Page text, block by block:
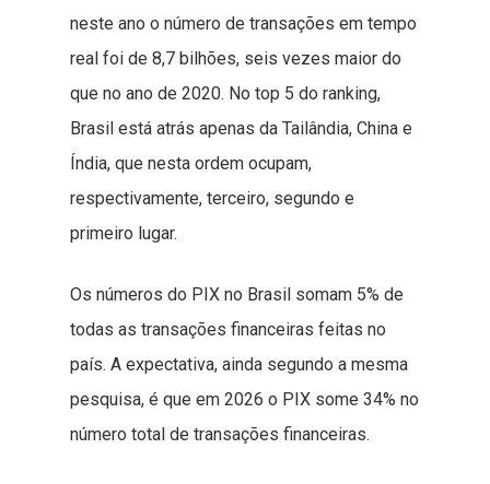
neste ano o número de transações em tempo
real foi de 8,7 bilhões, seis vezes maior do
que no ano de 2020. No top 5 do ranking,
Brasil está atrás apenas da Tailândia, China e
Índia, que nesta ordem ocupam,
respectivamente, terceiro, segundo e
primeiro lugar.
Os números do PIX no Brasil somam 5% de
todas as transações financeiras feitas no
país. A expectativa, ainda segundo a mesma
pesquisa, é que em 2026 o PIX some 34% no
número total de transações financeiras.